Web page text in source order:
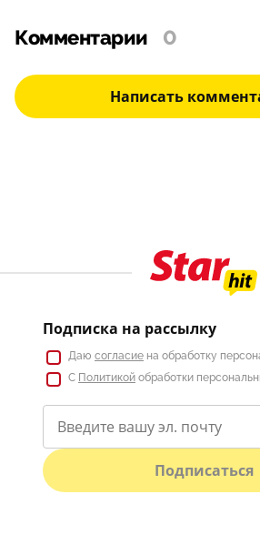
Комментарии 0
Написать
Подписка на рассылку
Даю согласие на обработку
С Политикой обработки
Подписаться